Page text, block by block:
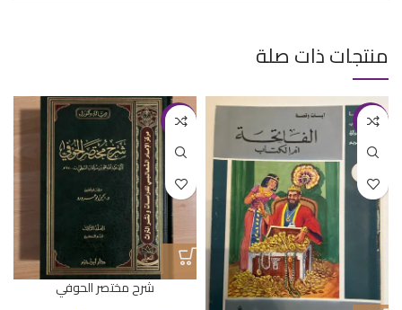
منتجات ذات صلة
-50%
-15%
شرح مختصر الحوفي